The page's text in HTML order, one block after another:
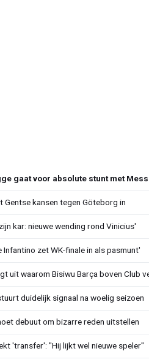
gaat voor absolute stunt met
Gentse kansen tegen Göteborg in
kar: nieuwe wending rond Vinicius'
Infantino zet WK-finale in als pasmunt'
uit waarom Bisiwu Barça boven Club
duidelijk signaal na woelig seizoen
debuut om bizarre reden uitstellen
'transfer': "Hij lijkt wel nieuwe speler"